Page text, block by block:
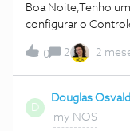
Boa Noite,Tenho
configurar o
0 2 2
D
Douglas
my NOS